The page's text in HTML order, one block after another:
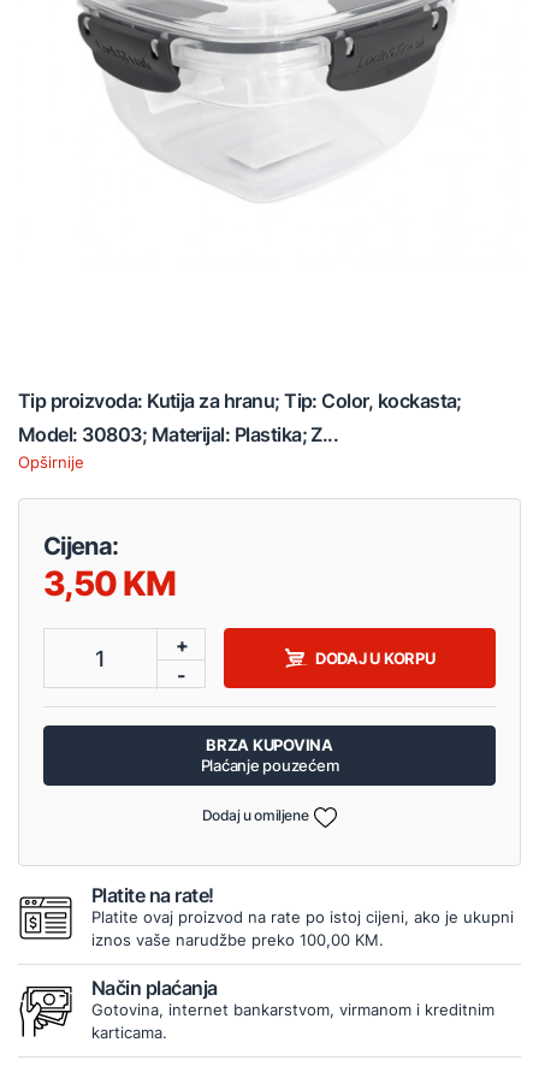
Tip proizvoda: Kutija za hranu; Tip: Color, kockasta;
Model: 30803; Materijal: Plastika; Z...
Opširnije
Cijena:
3,50
1
+
-
DODAJ U KORPU
BRZA KUPOVINA
Plaćanje pouzećem
Dodaj u omiljene
Platite na rate!
Platite ovaj proizvod na rate po istoj cijeni, ako je ukupni
iznos vaše narudžbe preko 100,00 KM.
Način plaćanja
Gotovina, internet bankarstvom, virmanom i kreditnim
karticama.